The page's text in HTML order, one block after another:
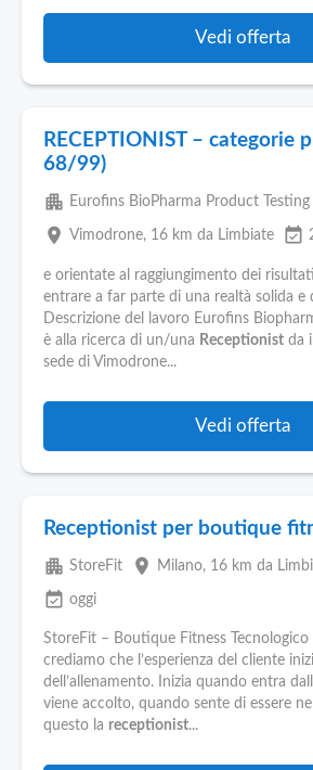
Vedi offerta
RECEPTIONIST – categorie
68/99)
apartment Eurofins BioPharma Product
place Vimodrone, 16 km da Limbiate event_available
e orientate al raggiungimento dei
entrare a far parte di una realtà solida e
Descrizione del lavoro Eurofins
è alla ricerca di un/una Receptionist da
sede di Vimodrone...
Vedi offerta
Receptionist per boutique
apartment StoreFit place Milano, 16 km da
event_available oggi
StoreFit – Boutique Fitness
crediamo che l’esperienza del cliente
dell’allenamento. Inizia quando entra
viene accolto, quando sente di essere
questo la receptionist...